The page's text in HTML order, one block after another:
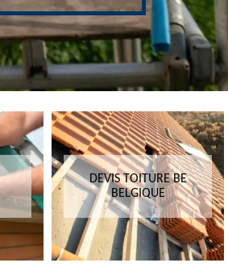
DEVIS TOITURE BE
BELGIQUE